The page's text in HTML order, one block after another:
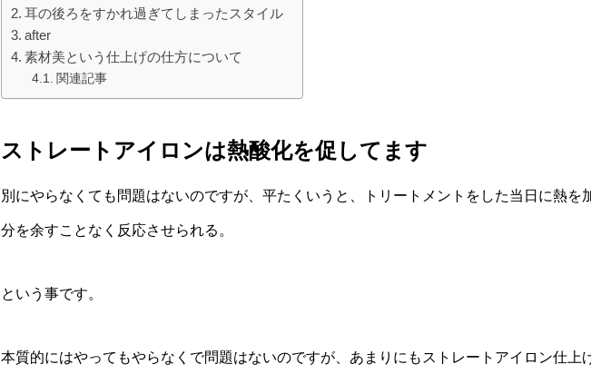
耳の後ろをすかれ過ぎてしまったスタイル
after
素材美という仕上げの仕方について
関連記事
ストレートアイロンは熱酸化を促してます
別にやらなくても問題はないのですが、平たくいうと、トリートメントをした当日に熱を
分を余すことなく反応させられる。
という事です。
本質的にはやってもやらなくで問題はないのですが、あまりにもストレートアイロン仕上